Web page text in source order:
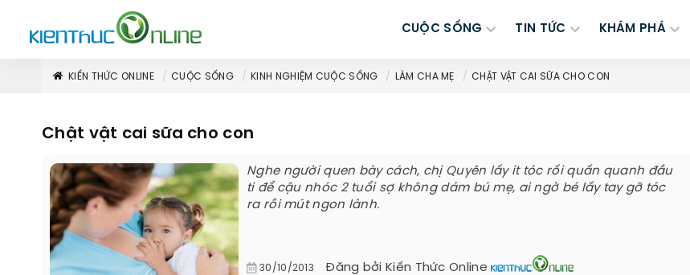
CUỘC SỐNG TIN TỨC KHÁM PHÁ
KIẾN THỨC ONLINE CUỘC SỐNG KINH NGHIỆM CUỘC SỐNG LÀM CHA MẸ CHẬT VẬT CAI SỮA CHO CON
Chật vật cai sữa cho con
Nghe người quen bày cách, chị Quyên lấy ít tóc rối quấn quanh đầu
ti để cậu nhóc 2 tuổi sợ không dám bú mẹ, ai ngờ bé lấy tay gỡ tóc
ra rồi mút ngon lành.
30/10/2013 Đăng bởi Kiến Thức Online